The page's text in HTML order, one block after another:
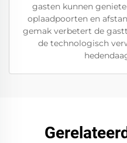
gasten kunnen
oplaadpoorten en
gemak verbetert de
de technologisch